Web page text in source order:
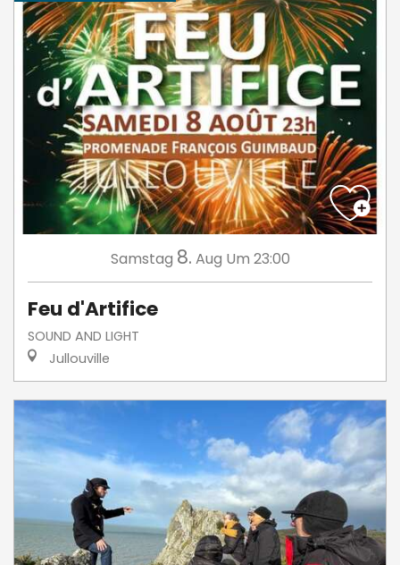
Samstag 8. Aug Um 23:00
Feu d'Artifice
SOUND AND LIGHT
Jullouville